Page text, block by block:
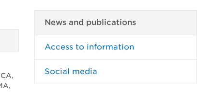
News and publications
Access to information
Social media